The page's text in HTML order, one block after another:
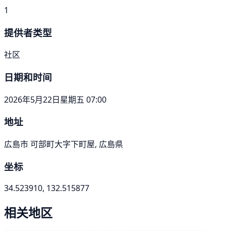
1
提供者类型
社区
日期和时间
2026年5月22日星期五 07:00
地址
広島市 可部町大字下町屋, 広島県
坐标
34.523910, 132.515877
相关地区